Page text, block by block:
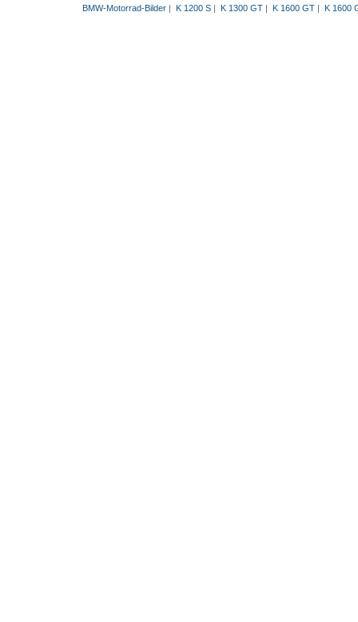
BMW-Motorrad-Bilder| K 1200 S| K 1300 GT| K 1600 GT| K 1600